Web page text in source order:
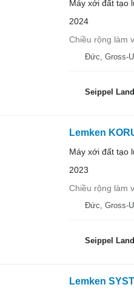
Máy xới đất tạo
2024
Chiều rộng làm
Đức, Gross-
Seippel
Lemken
Máy xới đất tạo
2023
Chiều rộng làm
Đức, Gross-
Seippel
Lemken